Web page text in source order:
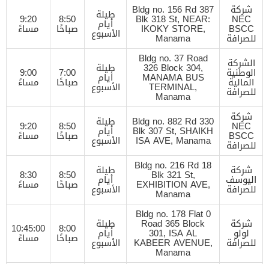
شركة
NEC
BSCC
للصرافة
Bldg no. 156 Rd 387
Blk 318 St, NEAR:
IKOKY STORE,
Manama
طيلة
أيام
الأسبوع
8:50
صباحًا
9:20
مساءً
الشركة
الوطنية
المالية
للصرافة
Bldg no. 37 Road
326 Block 304,
MANAMA BUS
TERMINAL,
Manama
طيلة
أيام
الأسبوع
7:00
صباحًا
9:00
مساءً
شركة
NEC
BSCC
للصرافة
Bldg no. 882 Rd 330
Blk 307 St, SHAIKH
ISA AVE, Manama
طيلة
أيام
الأسبوع
8:50
صباحًا
9:20
مساءً
شركة
اليوسف
للصرافة
Bldg no. 216 Rd 18
Blk 321 St,
EXHIBITION AVE,
Manama
طيلة
أيام
الأسبوع
8:50
صباحًا
8:30
مساءً
شركة
لولو
للصرافة
Bldg no. 178 Flat 0
Road 365 Block
301, ISA AL
KABEER AVENUE,
Manama
طيلة
أيام
الأسبوع
8:00
صباحًا
10:45:00
مساءً